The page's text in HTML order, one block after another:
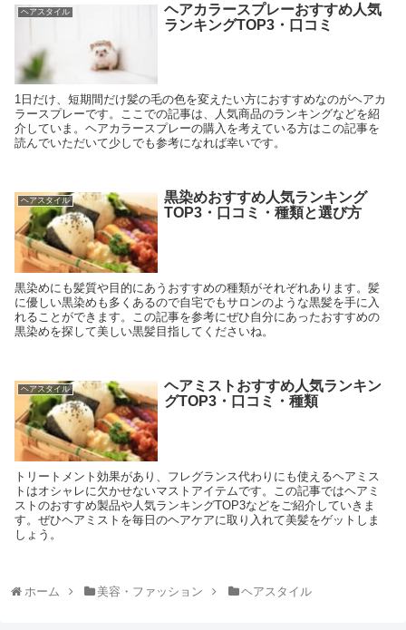
ヘアスタイル
ヘアカラースプレーおすすめ人気
ランキングTOP3・口コミ
1日だけ、短期間だけ髪の毛の色を変えたい方におすすめなのがヘアカ
ラースプレーです。ここでの記事は、人気商品のランキングなどを紹
介していま。ヘアカラースプレーの購入を考えている方はこの記事を
読んでいただいて少しでも参考になれば幸いです。
ヘアスタイル
黒染めおすすめ人気ランキング
TOP3・口コミ・種類と選び方
黒染めにも髪質や目的にあうおすすめの種類がそれぞれあります。髪
に優しい黒染めも多くあるので自宅でもサロンのような黒髪を手に入
れることができます。この記事を参考にぜひ自分にあったおすすめの
黒染めを探して美しい黒髪目指してくださいね。
ヘアスタイル
ヘアミストおすすめ人気ランキン
グTOP3・口コミ・種類
トリートメント効果があり、フレグランス代わりにも使えるヘアミス
トはオシャレに欠かせないマストアイテムです。この記事ではヘアミ
ストのおすすめ製品や人気ランキングTOP3などをご紹介していきま
す。ぜひヘアミストを毎日のヘアケアに取り入れて美髪をゲットしま
しょう。
ホーム 美容・ファッション ヘアスタイル